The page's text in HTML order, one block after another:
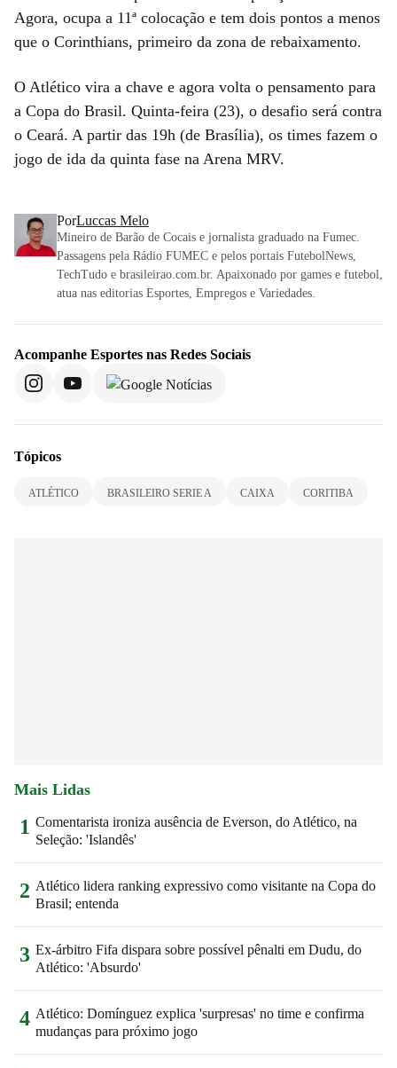
Agora, ocupa a 11ª colocação e tem dois pontos a menos
que o Corinthians, primeiro da zona de rebaixamento.
O Atlético vira a chave e agora volta o pensamento para
a Copa do Brasil. Quinta-feira (23), o desafio será contra
o Ceará. A partir das 19h (de Brasília), os times fazem o
jogo de ida da quinta fase na Arena MRV.
PorLuccas Melo
Mineiro de Barão de Cocais e jornalista graduado na Fumec.
Passagens pela Rádio FUMEC e pelos portais FutebolNews,
TechTudo e brasileirao.com.br. Apaixonado por games e futebol,
atua nas editorias Esportes, Empregos e Variedades.
Acompanhe Esportes nas Redes Sociais
Tópicos
ATLÉTICO BRASILEIRO SERIE A CAIXA CORITIBA
Mais Lidas
1 Comentarista ironiza ausência de Everson, do Atlético, na
Seleção: 'Islandês'
2 Atlético lidera ranking expressivo como visitante na Copa do
Brasil; entenda
3 Ex-árbitro Fifa dispara sobre possível pênalti em Dudu, do
Atlético: 'Absurdo'
4 Atlético: Domínguez explica 'surpresas' no time e confirma
mudanças para próximo jogo